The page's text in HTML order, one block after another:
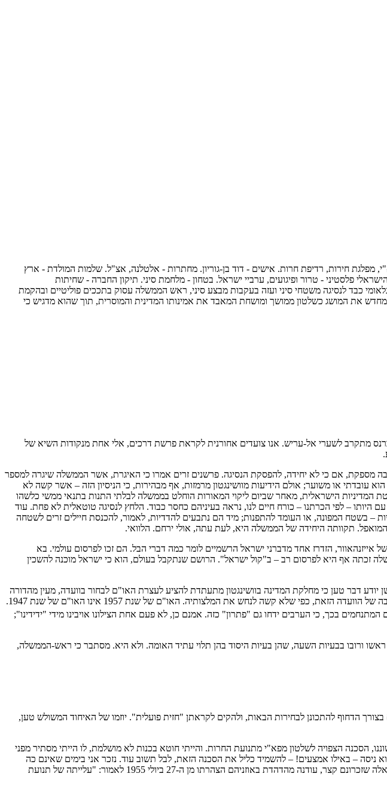
מפלגת חירות, רדיפת חרות. אישים - דוד בן-גוריון. מחתרות - אלטלנה, אצ"ל. שלמות המולדת - ארץ
פלסטיני - טרור ופיגועים, ערביי ישראל. בטחון - מלחמת סיני. תיקון החברה - שחיתות
כבד לנסיגה משטחי סיני ועזה בעקבות מבצע סיני, ראש הממשלה עסוק בתככים פוליטיים ובהקמת
את המושג כשלטון ממושך ומושחת המאבד את אמינותו המדינית והמוסרית, תוך שהוא מדגיש כי
מתקרב לשערי אל-עריש. אנו צועדים אחורנית לקראת פרשת דרכים, אלי אחת מנקודות השיא של
מספקת, אם כי לא יחידה, להפסקת הנסיגה. פרשנים זרים אמרו כי האיגרת, אשר הממשלה שיגרה למספר
או משוער; אולם הידיעות מוושינגטון מרמזות, אף מבהירות, כי הניסיון הזה – אשר קשה לא
הישראלית, מאחר שביום ליקוי המאורות הוחלט בממשלה לבלתי התנות בתנאי ממשי כלשהו
היותו – לפי הכרתנו – כורח חיים לנו, נראה בעיניהם כחסר כבוד. הלחץ לנסיגה טוטאלית לא פחת. עוד
– בשטח המפונה, או העומד להתפנות; מיד הם נתבעים להדדיות, לאמור, להכנסת חיילים זרים לשטחה
תקוותה היחידה של הממשלה היא, לעת עתה, אולי ירחם. הלוואי.
הזדרז אחד מדברני ישראל הרשמיים לומר כמה דברי הבל. הם זכו לפרסום עולמי. בא
אף היא לפרסום רב – ב"קול ישראל". הרושם שנתקבל בעולם, הוא כי ישראל מוכנה להשכין
בנאום הנודע של מזכיר המדינה באוגוסט 1955, נשארה בתוקפה. פרשן יודע דבר טען כי מחלקת המדינה בוושינגטון מתעתדת להציע לעצרת האו"ם לבחור בוועדה, מעין מהדורה
חדשה של אונסקו"פ, למציאת "פתרון-קבע" לבעיית ארץ-ישראל. אם תתאמת הידיעה, אפשר לראות בעליל את הרכבה של הוועדה הזאת, כפי שלא קשה לנחש את המלצותיה. האו"ם של שנת 1957 אינו האו"ם של שנת 1947.
בכך, כי הערבים ידחו גם "פתרון" כזה. אמנם כן, לא פעם אחת הצילונו אויבינו מידי "ידידינו";
ורובו בבעיות השעה, שהן בעיות היסוד בהן תלוי עתיד האומה. ולא היא. מסתבר כי ראש-הממשלה,
הדחוף להתכונן לבחירות הבאות, ולהקים לקראתן "חזית פועלית". יוזמו של האיחוד המשולש טען,
הסכנה הצפויה לשלטון מפא"י מתנועת החרות. והייתי חוטא בכנות לא מושלמת, לו הייתי מסתיר מפני
– באילו אמצעים! – להשמיד כליל את הסכנה הזאת, לבל תשוב עוד. נזכר אני בימים שאינם כה
רחוקים, בהם הוא האמין בכל להט הרשעות כי סכנה זו חלפה לבלי שוב; פשטותה כמשמעותה, הייתה ואיננה עוד. אף אלה שזכרונם קצר, עודנה מהדהדת באוזניהם הצהרתו מן ה-27 ביולי 1955 לאמור: "עלייתה של תנועת